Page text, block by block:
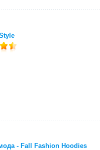
- Fall Fashion Hoodies